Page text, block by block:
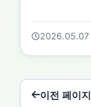
2026.05.07
이전 페이지